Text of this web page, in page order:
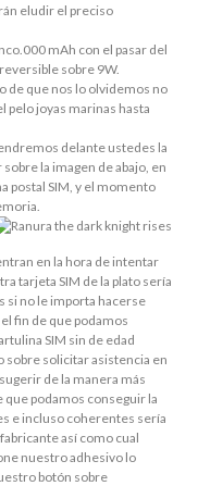
eludir el preciso
mAh con el pasar del
sobre 9W.
de que nos lo olvidemos no
pelo joyas marinas hasta
delante ustedes la
la imagen de abajo, en
postal SIM, y el momento
en la hora de intentar
tarjeta SIM de la plato serí­a
si no le importa hacerse
fin de que podamos
SIM sin de edad
sobre solicitar asistencia en
de la manera más
que podamos conseguir la
e incluso coherentes serí­a
así­ como cual
nuestro adhesivo lo
botón sobre